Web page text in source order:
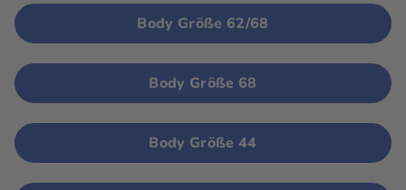
Body Größe 62/68
Body Größe 68
Body Größe 44